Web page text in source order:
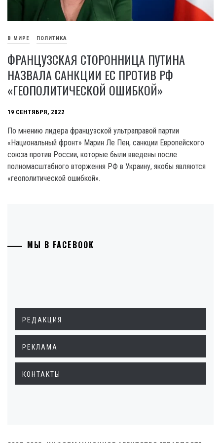
В МИРЕ ПОЛИТИКА
ФРАНЦУЗСКАЯ СТОРОННИЦА ПУТИНА
НАЗВАЛА САНКЦИИ ЕС ПРОТИВ РФ
«ГЕОПОЛИТИЧЕСКОЙ ОШИБКОЙ»
19 СЕНТЯБРЯ, 2022
По мнению лидера французской ультраправой партии
«Национальный фронт» Марин Ле Пен, санкции Европейского
союза против России, которые были введены после
полномасштабного вторження РФ в Украину, якобы являются
«геополитической ошибкой».
МЫ В FACEBOOK
РЕДАКЦИЯ
РЕКЛАМА
КОНТАКТЫ